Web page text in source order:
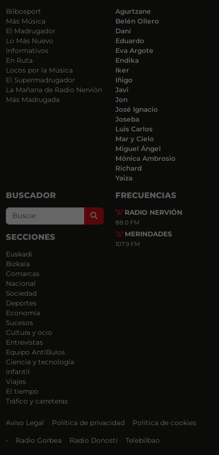
Bilbosport
Más Música
El Madrugador
Lo Más Nuevo
Informativos
En Ruta
Locos por la Música
El Supermadrugador
La Mañana de Radio Nervión
Más Madrugada
Agurtzane
Belén Ollero
Dani
Eduardo
Eva Argote
Endika
Iker
Iñigo
Javi
Jon
José Ignacio
Joseba
Luis Carlos
Mar y Cielo
Miguel Ángel
Mónica Ambrosio
Richard
Yaiza
BUSCADOR
Search
SECCIONES
Euskadi
Bizkaia
Comarcas
Nacional
Sociedad
Deportes
Economía
Sucesos
Cultura y ocio
Entrevistas
Equipo AntiBulos
Ciencia y tecnología
Infantil
Viajes
El tiempo
Tráfico y carreteras
FRECUENCIAS
RADIO NERVIÓN
88.0 FM
MERINDADES
107.9 FM
Aviso Legal Política de privacidad Política de cookies
• Radio Gorbea Radio Donosti Telebilbao